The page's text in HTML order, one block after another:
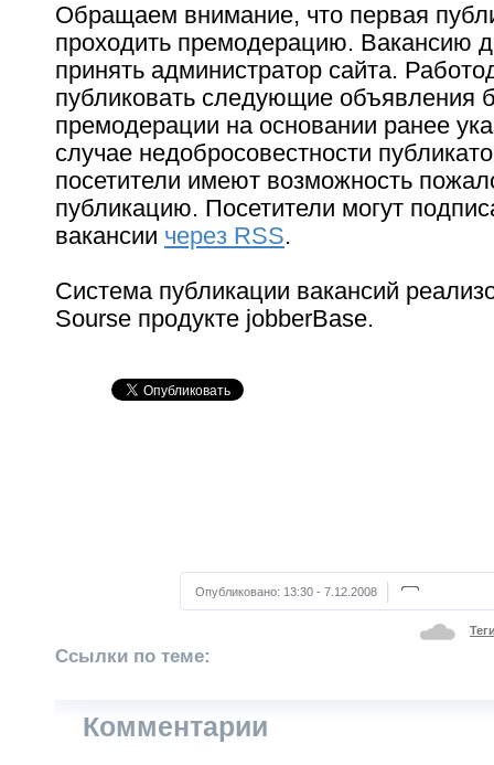
Обращаем внимание, что первая
проходить премодерацию. Вакансию
принять администратор сайта.
публиковать следующие объявления
премодерации на основании ранее
случае недобросовестности
посетители имеют возможность
публикацию. Посетители могут
вакансии через RSS.
Система публикации вакансий
Sourse продукте jobberBase.
Опубликовано: 13:30 - 7.12.2008
Ссылки по теме:
Комментарии